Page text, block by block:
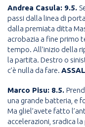
Andrea Casula: 9.5.
passi dalla linea di
dalla premiata ditta
acrobazia a fine primo
tempo. All’inizio della
la partita. Destro o
c’è nulla da fare.
Marco Pisu: 8.5.
una grande batteria, e
Ma gliel’avete fatto
accelerazioni, sradica